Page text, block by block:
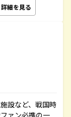
詳細を見る
設など、戦国時
ァン必携の一